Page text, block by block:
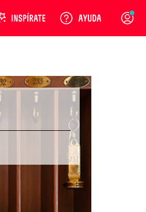
Login